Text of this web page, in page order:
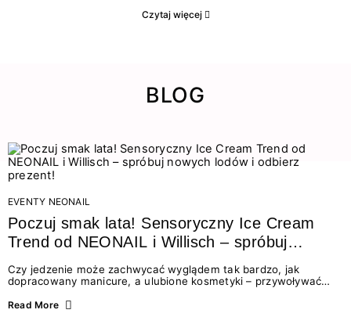
Czytaj więcej
BLOG
EVENTY NEONAIL
Poczuj smak lata! Sensoryczny Ice Cream
Trend od NEONAIL i Willisch – spróbuj
nowych lodów i odbierz prezent!
Czy jedzenie może zachwycać wyglądem tak bardzo, jak
dopracowany manicure, a ulubione kosmetyki – przywoływać
świata beauty i oszałamiających deserów to coś więcej niż
Read More